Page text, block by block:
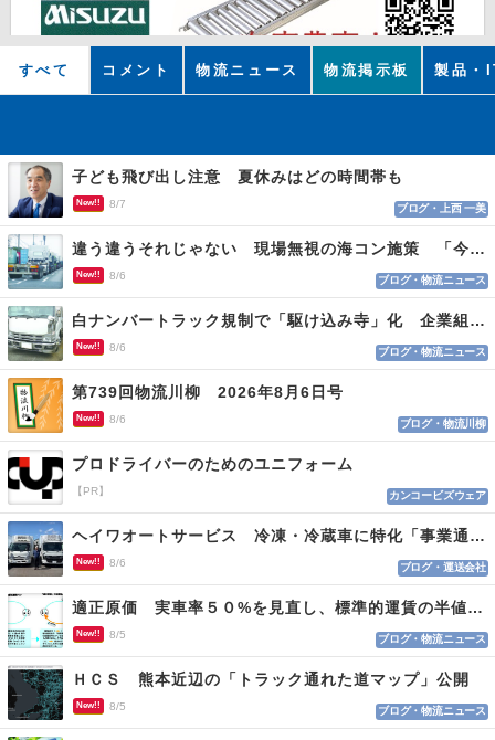
すべて コメント 物流ニュース 物流掲示板 製品・
子ども飛び出し注意 夏休みはどの時間帯も
New!! 8/7 ブログ・上西 一美
違う違うそれじゃない 現場無視の海コン施策 「今でも平均２～３時間は待つ」
New!! 8/6 ブログ・物流ニュース
白ナンバートラック規制で「駆け込み寺」化 企業組合が入会基準を見直しへ
New!! 8/6 ブログ・物流ニュース
第739回物流川柳 2026年8月6日号
New!! 8/6 ブログ・物流川柳
プロドライバーのためのユニフォーム
【PR】 カンコービズウェア
ヘイワオートサービス 冷凍・冷蔵車に特化「事業通じ貢献目指す」
New!! 8/6 ブログ・運送会社
適正原価 実車率５０%を見直し、標準的運賃の半値の恐れも
New!! 8/5 ブログ・物流ニュース
ＨＣＳ 熊本近辺の「トラック通れた道マップ」公開
New!! 8/5 ブログ・物流ニュース